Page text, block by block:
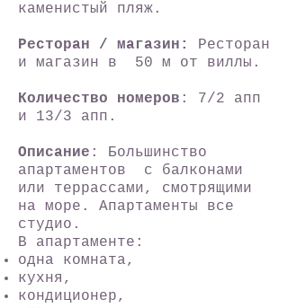
каменистый пляж.
Ресторан / магазин:
Ресторан
и магазин в 50 м от виллы.
Количество номеров : 7/2 апп
и 13/3 апп.
Описание : Большинство
апартаментов с балконами
или террассами, смотрящими
на море. Апартаменты все
студио.
В апартаменте:
одна комната,
кухня,
кондиционер,